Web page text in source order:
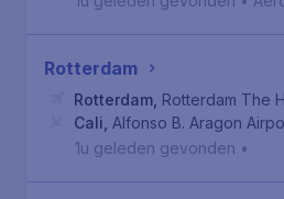
Rotterdam
Rotterdam Rotterdam The
Cali Alfonso B. Aragon
1u geleden gevonden •